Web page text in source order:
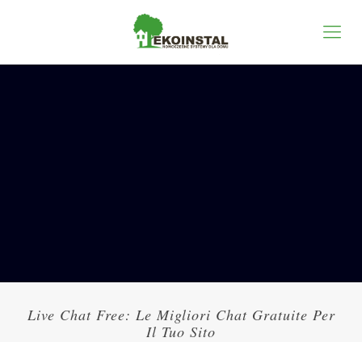
Live Chat Free: Le Migliori Chat Gratuite Per
Il Tuo Sito